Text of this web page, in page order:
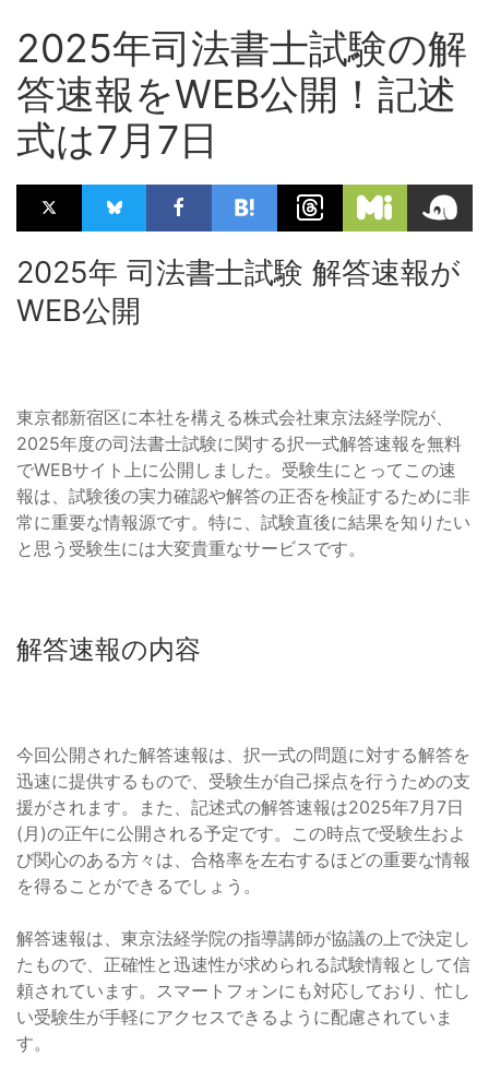
2025年司法書士試験の解
答速報をWEB公開！記述
式は7月7日
2025年 司法書士試験 解答速報が
WEB公開
東京都新宿区に本社を構える株式会社東京法経学院が、
2025年度の司法書士試験に関する択一式解答速報を無料
でWEBサイト上に公開しました。受験生にとってこの速
報は、試験後の実力確認や解答の正否を検証するために非
常に重要な情報源です。特に、試験直後に結果を知りたい
と思う受験生には大変貴重なサービスです。
解答速報の内容
今回公開された解答速報は、択一式の問題に対する解答を
迅速に提供するもので、受験生が自己採点を行うための支
援がされます。また、記述式の解答速報は2025年7月7日
(月)の正午に公開される予定です。この時点で受験生およ
び関心のある方々は、合格率を左右するほどの重要な情報
を得ることができるでしょう。
解答速報は、東京法経学院の指導講師が協議の上で決定し
たもので、正確性と迅速性が求められる試験情報として信
頼されています。スマートフォンにも対応しており、忙し
い受験生が手軽にアクセスできるように配慮されていま
す。